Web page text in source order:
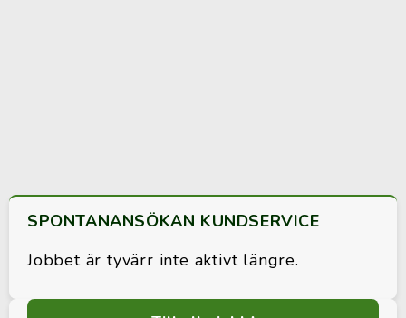
SPONTANANSÖKAN KUNDSERVICE
Jobbet är tyvärr inte aktivt längre.